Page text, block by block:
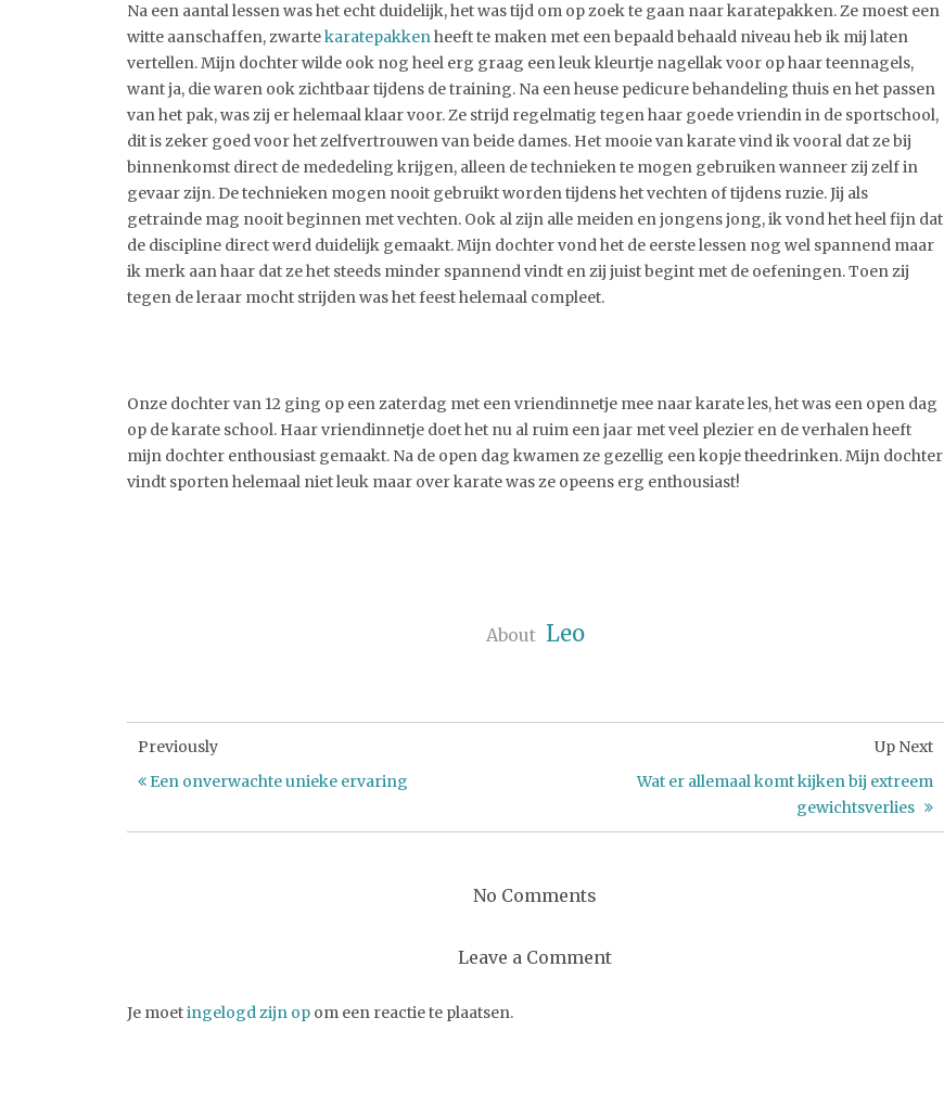
Na een aantal lessen was het echt duidelijk, het was tijd om op zoek te gaan naar karatepakken. Ze moest een
witte aanschaffen, zwartekaratepakkenheeft te maken met een bepaald behaald niveau heb ik mij laten
vertellen. Mijn dochter wilde ook nog heel erg graag een leuk kleurtje nagellak voor op haar teennagels,
want ja, die waren ook zichtbaar tijdens de training. Na een heuse pedicure behandeling thuis en het passen
van het pak, was zij er helemaal klaar voor. Ze strijd regelmatig tegen haar goede vriendin in de sportschool,
dit is zeker goed voor het zelfvertrouwen van beide dames. Het mooie van karate vind ik vooral dat ze bij
binnenkomst direct de mededeling krijgen, alleen de technieken te mogen gebruiken wanneer zij zelf in
gevaar zijn. De technieken mogen nooit gebruikt worden tijdens het vechten of tijdens ruzie. Jij als
getrainde mag nooit beginnen met vechten. Ook al zijn alle meiden en jongens jong, ik vond het heel fijn dat
de discipline direct werd duidelijk gemaakt. Mijn dochter vond het de eerste lessen nog wel spannend maar
ik merk aan haar dat ze het steeds minder spannend vindt en zij juist begint met de oefeningen. Toen zij
tegen de leraar mocht strijden was het feest helemaal compleet.
Onze dochter van 12 ging op een zaterdag met een vriendinnetje mee naar karate les, het was een open dag
op de karate school. Haar vriendinnetje doet het nu al ruim een jaar met veel plezier en de verhalen heeft
mijn dochter enthousiast gemaakt. Na de open dag kwamen ze gezellig een kopje theedrinken. Mijn dochter
vindt sporten helemaal niet leuk maar over karate was ze opeens erg enthousiast!
About Leo
Up Next
Wat er allemaal komt kijken bij extreem
gewichtsverlies
Previously
Een onverwachte unieke ervaring
No Comments
Leave a Comment
Je moetingelogd zijn op om een reactie te plaatsen.